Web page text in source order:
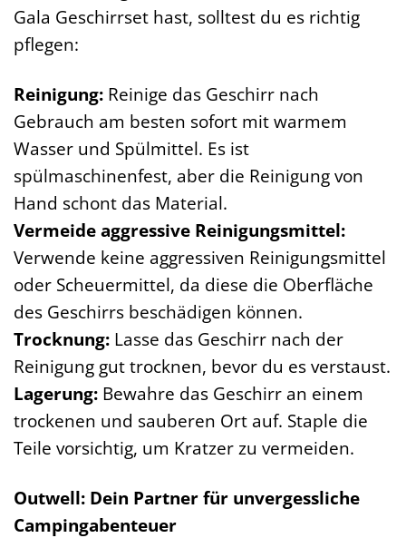
Gala Geschirrset hast, solltest du es richtig
pflegen:
Reinigung: Reinige das Geschirr nach
Gebrauch am besten sofort mit warmem
Wasser und Spülmittel. Es ist
spülmaschinenfest, aber die Reinigung von
Hand schont das Material.
Vermeide aggressive Reinigungsmittel:
Verwende keine aggressiven Reinigungsmittel
oder Scheuermittel, da diese die Oberfläche
des Geschirrs beschädigen können.
Trocknung: Lasse das Geschirr nach der
Reinigung gut trocknen, bevor du es verstaust.
Lagerung: Bewahre das Geschirr an einem
trockenen und sauberen Ort auf. Staple die
Teile vorsichtig, um Kratzer zu vermeiden.
Outwell: Dein Partner für unvergessliche
Campingabenteuer